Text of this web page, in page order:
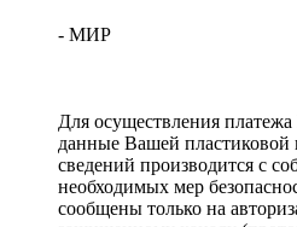
- МИР
Для осуществления
данные Вашей пластиковой
сведений производится с
необходимых мер
сообщены только на